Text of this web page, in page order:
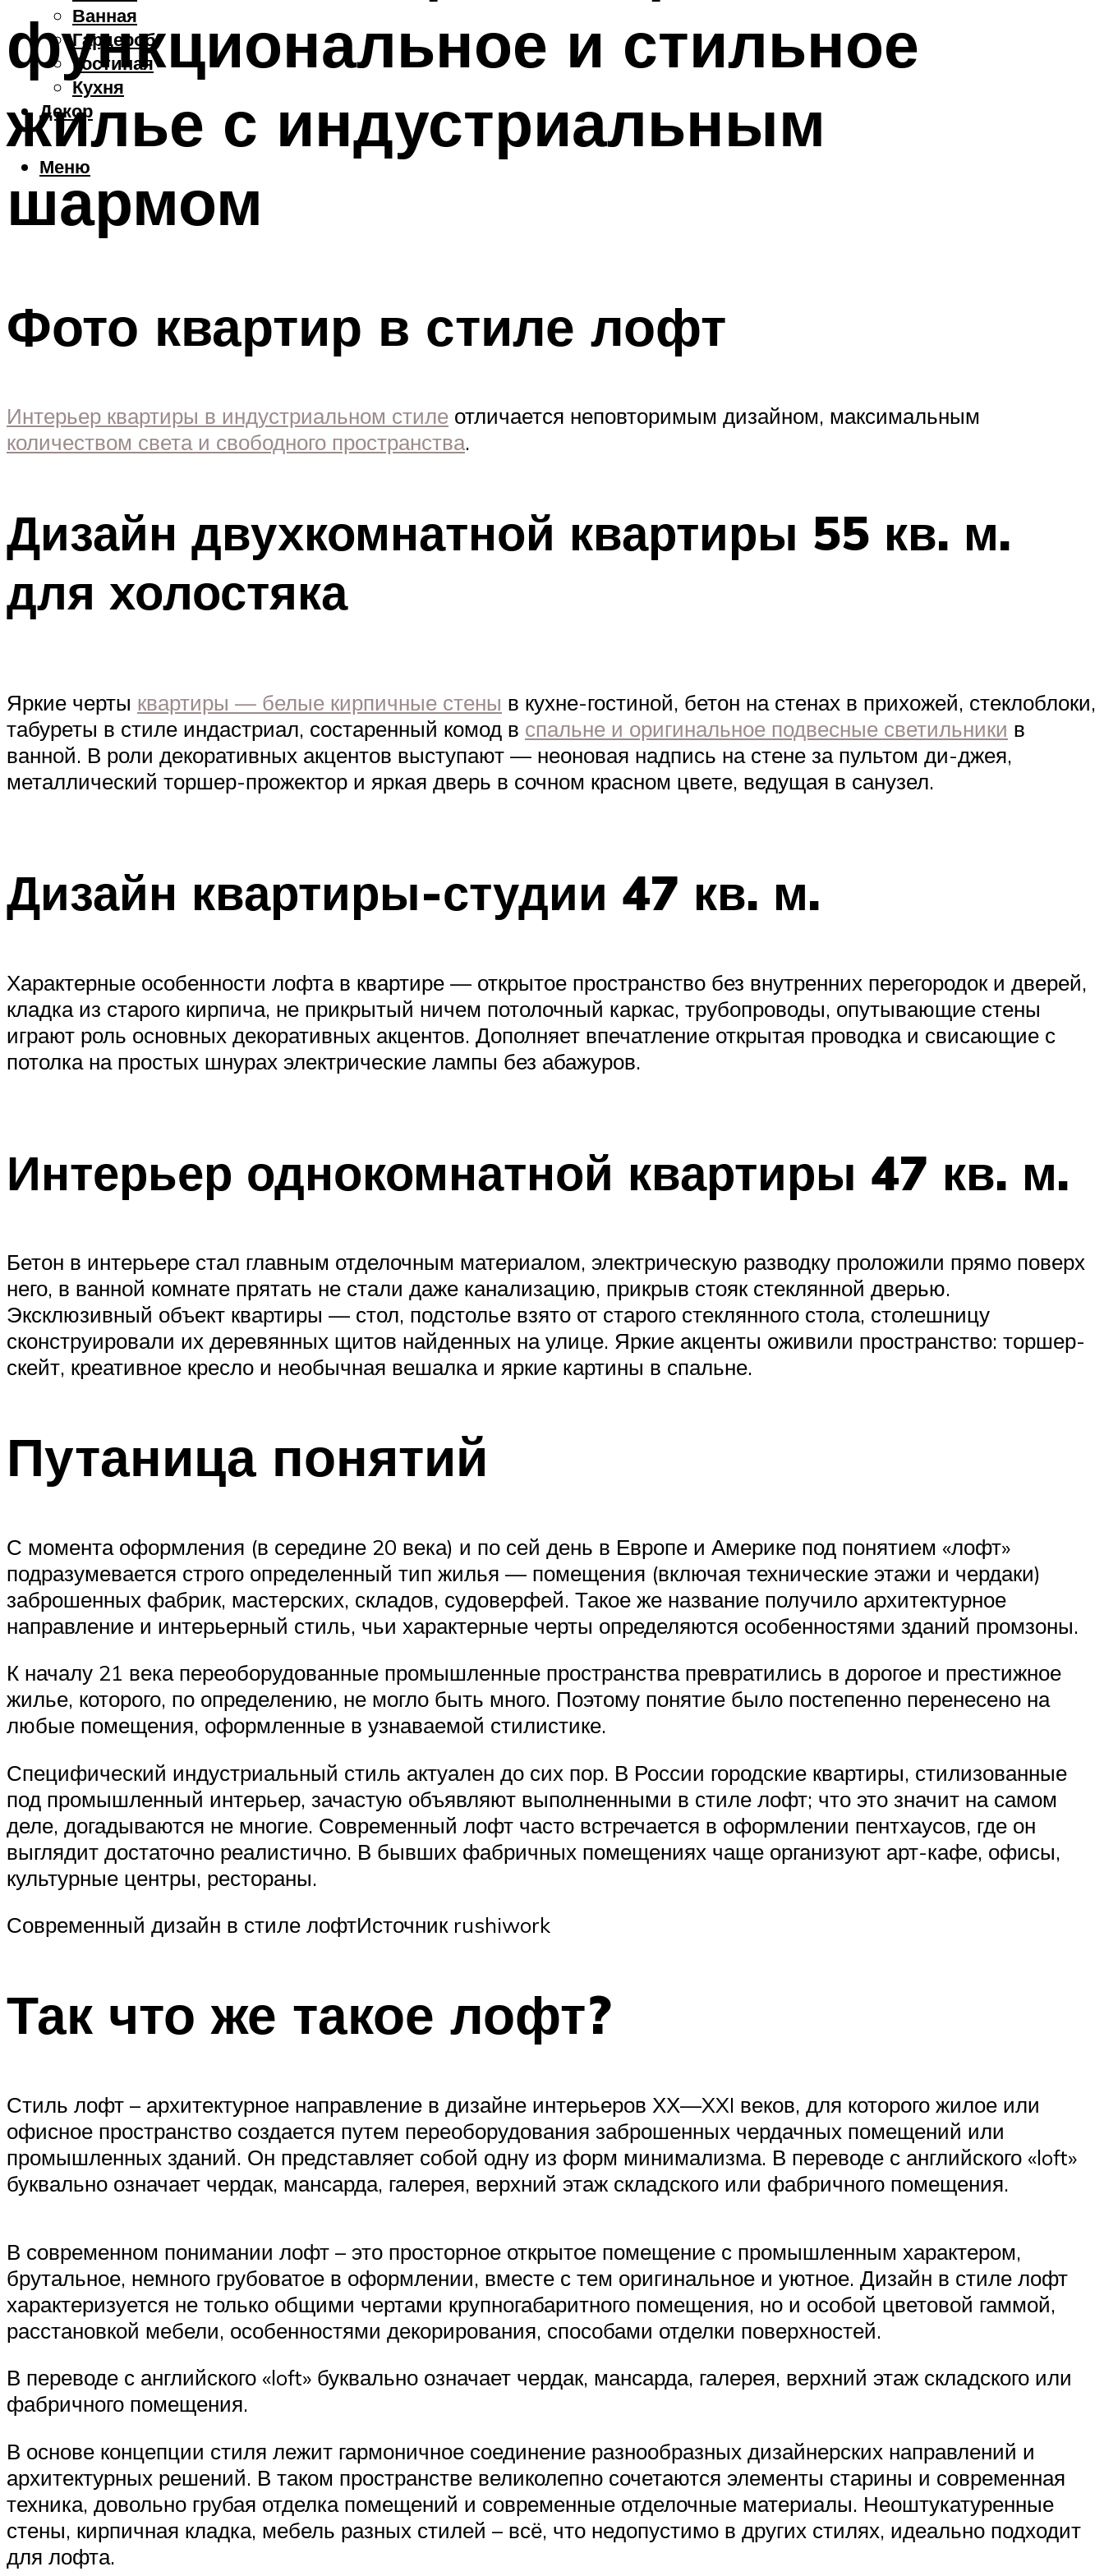
Ванная
Гардероб
Гостиная
Кухня
Декор
Меню
функциональное и стильное
жилье с индустриальным
шармом
Фото квартир в стиле лофт
Интерьер квартиры в индустриальном стиле отличается неповторимым дизайном, максимальным
количеством света и свободного пространства.
Дизайн двухкомнатной квартиры 55 кв. м.
для холостяка
Яркие черты квартиры — белые кирпичные стены в кухне-гостиной, бетон на стенах в прихожей, стеклоблоки,
табуреты в стиле индастриал, состаренный комод в спальне и оригинальное подвесные светильники в
ванной. В роли декоративных акцентов выступают — неоновая надпись на стене за пультом ди-джея,
металлический торшер-прожектор и яркая дверь в сочном красном цвете, ведущая в санузел.
Дизайн квартиры-студии 47 кв. м.
Характерные особенности лофта в квартире — открытое пространство без внутренних перегородок и дверей,
кладка из старого кирпича, не прикрытый ничем потолочный каркас, трубопроводы, опутывающие стены
играют роль основных декоративных акцентов. Дополняет впечатление открытая проводка и свисающие с
потолка на простых шнурах электрические лампы без абажуров.
Интерьер однокомнатной квартиры 47 кв. м.
Бетон в интерьере стал главным отделочным материалом, электрическую разводку проложили прямо поверх
него, в ванной комнате прятать не стали даже канализацию, прикрыв стояк стеклянной дверью.
Эксклюзивный объект квартиры — стол, подстолье взято от старого стеклянного стола, столешницу
сконструировали их деревянных щитов найденных на улице. Яркие акценты оживили пространство: торшер-
скейт, креативное кресло и необычная вешалка и яркие картины в спальне.
Путаница понятий
С момента оформления (в середине 20 века) и по сей день в Европе и Америке под понятием «лофт»
подразумевается строго определенный тип жилья — помещения (включая технические этажи и чердаки)
заброшенных фабрик, мастерских, складов, судоверфей. Такое же название получило архитектурное
направление и интерьерный стиль, чьи характерные черты определяются особенностями зданий промзоны.
К началу 21 века переоборудованные промышленные пространства превратились в дорогое и престижное
жилье, которого, по определению, не могло быть много. Поэтому понятие было постепенно перенесено на
любые помещения, оформленные в узнаваемой стилистике.
Специфический индустриальный стиль актуален до сих пор. В России городские квартиры, стилизованные
под промышленный интерьер, зачастую объявляют выполненными в стиле лофт; что это значит на самом
деле, догадываются не многие. Современный лофт часто встречается в оформлении пентхаусов, где он
выглядит достаточно реалистично. В бывших фабричных помещениях чаще организуют арт-кафе, офисы,
культурные центры, рестораны.
Современный дизайн в стиле лофтИсточник rushiwork
Так что же такое лофт?
Стиль лофт – архитектурное направление в дизайне интерьеров ХХ—XXI веков, для которого жилое или
офисное пространство создается путем переоборудования заброшенных чердачных помещений или
промышленных зданий. Он представляет собой одну из форм минимализма. В переводе с английского «loft»
буквально означает чердак, мансарда, галерея, верхний этаж складского или фабричного помещения.
В современном понимании лофт – это просторное открытое помещение с промышленным характером,
брутальное, немного грубоватое в оформлении, вместе с тем оригинальное и уютное. Дизайн в стиле лофт
характеризуется не только общими чертами крупногабаритного помещения, но и особой цветовой гаммой,
расстановкой мебели, особенностями декорирования, способами отделки поверхностей.
В переводе с английского «loft» буквально означает чердак, мансарда, галерея, верхний этаж складского или
фабричного помещения.
В основе концепции стиля лежит гармоничное соединение разнообразных дизайнерских направлений и
архитектурных решений. В таком пространстве великолепно сочетаются элементы старины и современная
техника, довольно грубая отделка помещений и современные отделочные материалы. Неоштукатуренные
стены, кирпичная кладка, мебель разных стилей – всё, что недопустимо в других стилях, идеально подходит
для лофта.